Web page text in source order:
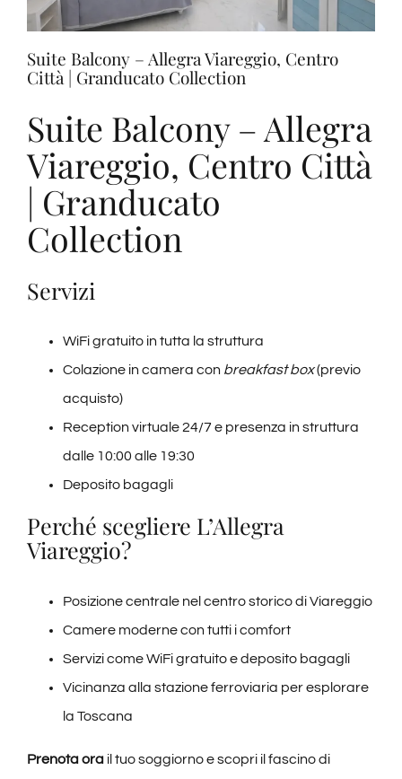
Degustazioni
Servizi
Suite Balcony – Allegra Viareggio, Centro
Città | Granducato Collection
Suite Balcony – Allegra
Viareggio, Centro Città
| Granducato
Collection
Servizi
WiFi gratuito in tutta la struttura
Colazione in camera con breakfast box(previo
acquisto)
Reception virtuale 24/7 e presenza in struttura
dalle 10:00 alle 19:30
Deposito bagagli
Perché scegliere L’Allegra
Viareggio?
Posizione centrale nel centro storico di Viareggio
Camere moderne con tutti i comfort
Servizi come WiFi gratuito e deposito bagagli
Vicinanza alla stazione ferroviaria per esplorare
la Toscana
Prenota orail tuo soggiorno e scopri il fascino di